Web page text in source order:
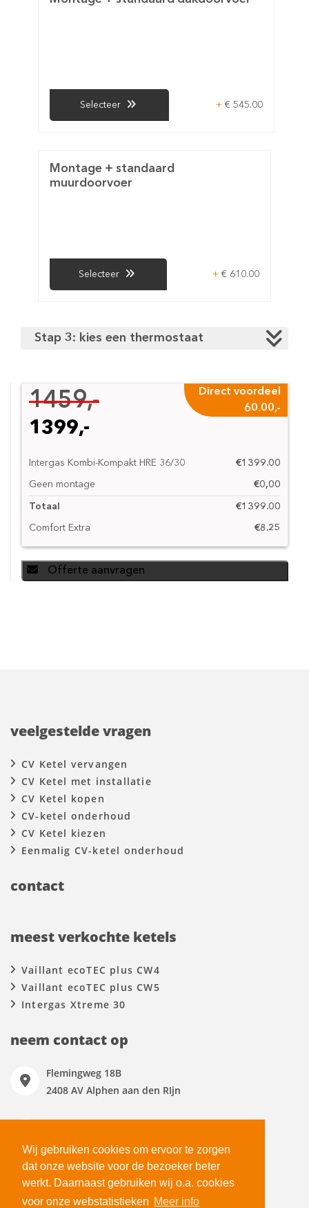
Wij gebruiken cookies om ervoor te zorgen
dat onze website voor de bezoeker beter
werkt. Daarnaast gebruiken wij o.a. cookies
voor onze webstatistieken Meer info
Selecteer + € 545.00
Montage + standaard
muurdoorvoer
Selecteer + € 610.00
Stap 3: kies een thermostaat
1459,-
1399,-
Direct voordeel
60.00,-
Intergas Kombi-Kompakt HRE 36/30 €1399.00
Geen montage €0,00
Totaal €1399.00
Comfort Extra €8.25
Offerte aanvragen
veelgestelde vragen
CV Ketel vervangen
CV Ketel met installatie
CV Ketel kopen
CV-ketel onderhoud
CV Ketel kiezen
Eenmalig CV-ketel onderhoud
contact
meest verkochte ketels
Vaillant ecoTEC plus CW4
Vaillant ecoTEC plus CW5
Intergas Xtreme 30
neem contact op
Flemingweg 18B
2408 AV Alphen aan den RIjn
verkoop@totaalwarmte.nl
Maandag t/m vrijdag
09:00 - 17:00